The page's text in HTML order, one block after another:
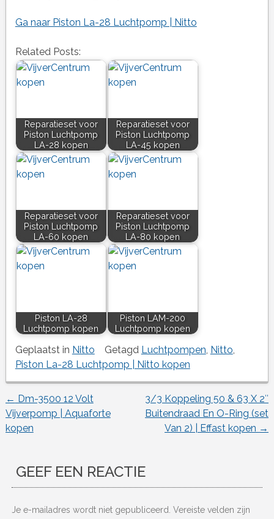
Ga naar Piston La-28 Luchtpomp | Nitto
Related Posts:
Reparatieset voor
Piston Luchtpomp
LA-28 kopen
Reparatieset voor
Piston Luchtpomp
LA-45 kopen
Reparatieset voor
Piston Luchtpomp
LA-60 kopen
Reparatieset voor
Piston Luchtpomp
LA-80 kopen
Piston LA-28
Luchtpomp kopen
Piston LAM-200
Luchtpomp kopen
Geplaatst in Nitto Getagd Luchtpompen, Nitto,
Piston La-28 Luchtpomp | Nitto kopen
Berichtnavigatie
← Dm-3500 12 Volt
Vijverpomp | Aquaforte
kopen
3/3 Koppeling 50 & 63 X 2″
Buitendraad En O-Ring (set
Van 2) | Effast kopen →
GEEF EEN REACTIE
Je e-mailadres wordt niet gepubliceerd. Vereiste velden zijn